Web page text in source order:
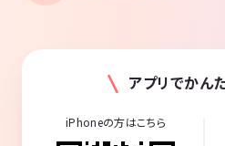
アプリでかん
iPhoneの方はこちら